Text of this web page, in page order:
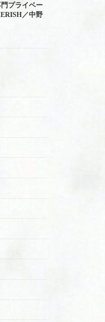
プライベー
／中野